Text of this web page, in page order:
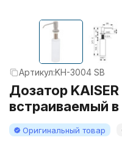
Артикул:KH-3004 SB
Дозатор
встраиваемый
Оригинальный товар